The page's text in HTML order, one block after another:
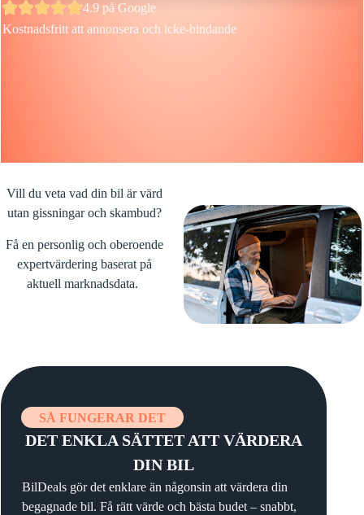
Kostnadsfritt att annonsera och icke-bindande
4.9 på Google
Vill du veta vad din bil är värd
utan gissningar och skambud?
Få en personlig och oberoende
expertvärdering baserat på
aktuell marknadsdata.
SÅ FUNGERAR DET
DET ENKLA SÄTTET ATT VÄRDERA
DIN BIL
BilDeals gör det enklare än någonsin att värdera din
begagnade bil. Få rätt värde och bästa budet – snabbt,